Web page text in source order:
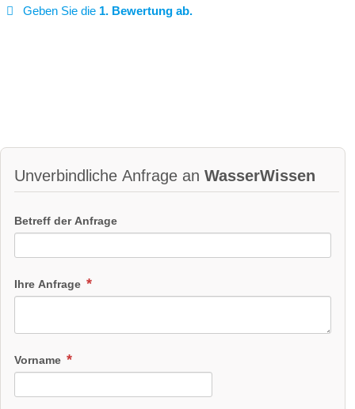
Geben Sie die 1. Bewertung ab.
Unverbindliche Anfrage an WasserWissen
Betreff der Anfrage
Ihre Anfrage
Vorname